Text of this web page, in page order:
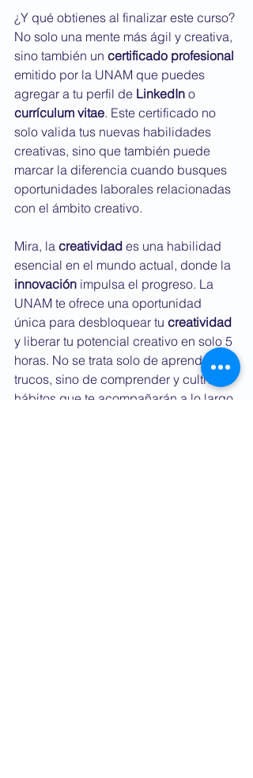
¿Y qué obtienes al finalizar este curso?
No solo una mente más ágil y creativa,
sino también un certificado profesional
emitido por la UNAM que puedes
agregar a tu perfil de LinkedIn o
currículum vitae. Este certificado no
solo valida tus nuevas habilidades
creativas, sino que también puede
marcar la diferencia cuando busques
oportunidades laborales relacionadas
con el ámbito creativo.
Mira, la creatividad es una habilidad
esencial en el mundo actual, donde la
innovación impulsa el progreso. La
UNAM te ofrece una oportunidad
única para desbloquear tu creatividad
y liberar tu potencial creativo en solo 5
horas. No se trata solo de aprender
trucos, sino de comprender y cultivar
hábitos que te acompañarán a lo largo